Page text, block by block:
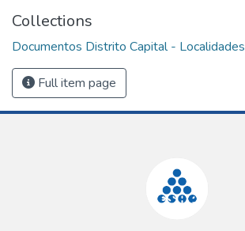
Collections
Documentos Distrito Capital - Localidades
Full item page